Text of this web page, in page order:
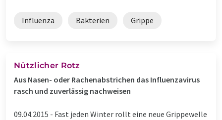
Influenza Bakterien Grippe
Nützlicher Rotz
Aus Nasen- oder Rachenabstrichen das Influenzavirus
rasch und zuverlässig nachweisen
09.04.2015 - Fast jeden Winter rollt eine neue Grippewelle